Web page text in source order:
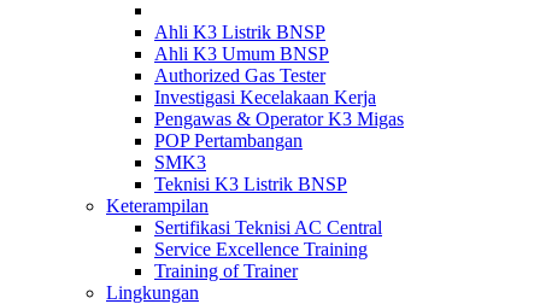
Ahli K3 Listrik BNSP
Ahli K3 Umum BNSP
Authorized Gas Tester
Investigasi Kecelakaan Kerja
Pengawas & Operator K3 Migas
POP Pertambangan
SMK3
Teknisi K3 Listrik BNSP
Keterampilan
Sertifikasi Teknisi AC Central
Service Excellence Training
Training of Trainer
Lingkungan